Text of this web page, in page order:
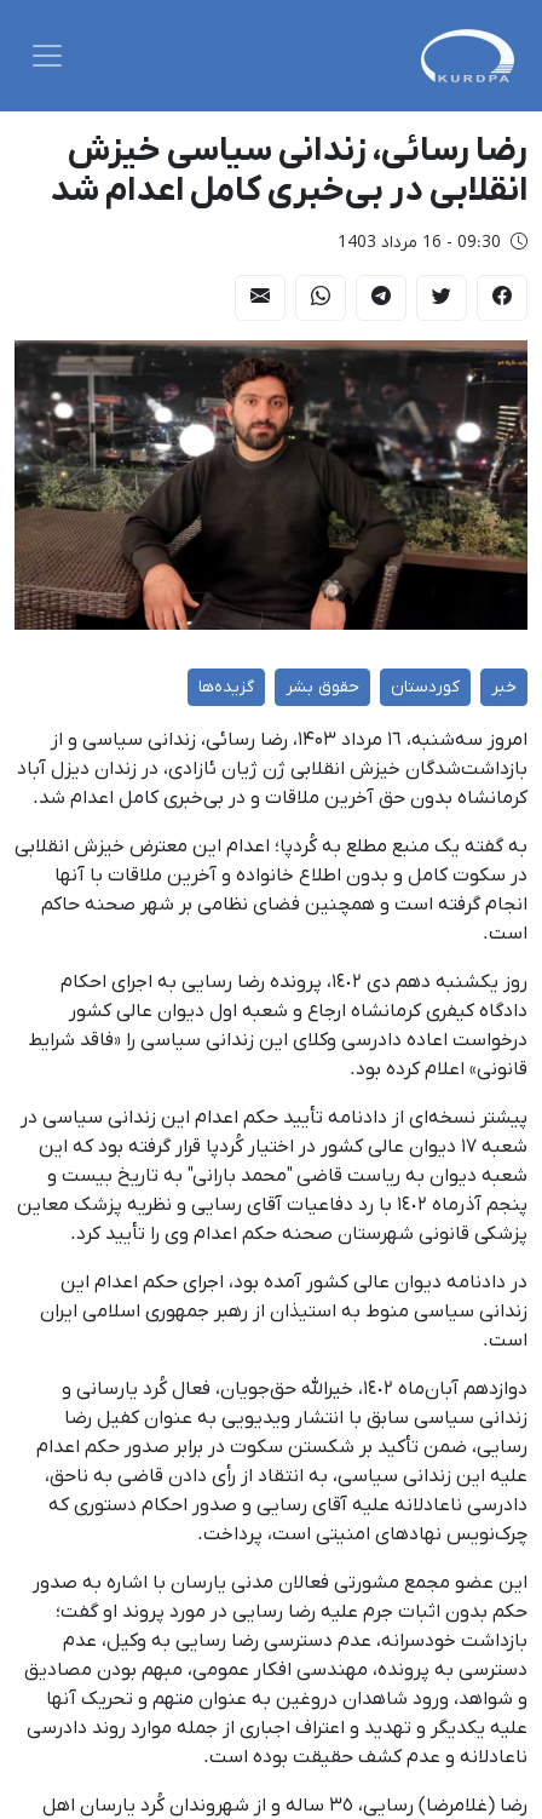
رضا رسائی، زندانی سیاسی خیزش
انقلابی در بی‌خبری کامل اعدام شد
09:30 - 16 مرداد 1403
خبر کوردستان حقوق بشر گزیده‌ها
امروز سه‌شنبه، ١٦ مرداد ۱۴۰۳، رضا رسائی، زندانی سیاسی و از
بازداشت‌شدگان خیزش انقلابی ژن ژیان ئازادی، در زندان دیزل‌ آباد
کرمانشاه بدون حق آخرین ملاقات و در بی‌خبری کامل اعدام شد.
بە گفتە یک منبع مطلع به کُردپا؛ اعدام این معترض خیزش انقلابی
در سکوت کامل و بدون اطلاع خانواده و آخرین ملاقات با آنها
انجام گرفته است و همچنین فضای نظامی بر شهر صحنه حاکم
است.
روز یکشنبه دهم دی‌ ١٤٠٢، پرونده رضا رسایی به اجرای احکام
دادگاه کیفری کرمانشاه ارجاع و شعبه اول دیوان عالی کشور
درخواست اعاده دادرسی وکلای این زندانی سیاسی را «فاقد شرایط
قانونی» اعلام کرده بود.
پیشتر نسخه‌ای از دادنامه تأیید حکم اعدام این زندانی سیاسی در
شعبه ١٧ دیوان عالی کشور در اختیار کُردپا قرار گرفته بود که این
شعبه دیوان به ریاست قاضی "محمد بارانی" به تاریخ بیست و
پنجم آذرماه ١٤٠٢ با رد دفاعیات آقای رسایی و نظریه پزشک معاین
پزشکی قانونی شهرستان صحنه حکم اعدام وی را تأیید کرد.
در دادنامه دیوان عالی کشور آمده بود، اجرای حکم اعدام این
زندانی سیاسی منوط به استیذان از رهبر جمهوری اسلامی ایران
است.
دوازدهم آبان‌ماه ١٤٠٢، خیرالله حق‌جویان، فعال کُرد یارسانی و
زندانی سیاسی سابق با انتشار ویدیویی به‌ عنوان کفیل رضا
رسایی، ضمن تأکید بر شکستن سکوت در برابر صدور حکم اعدام
علیه این زندانی سیاسی، به انتقاد از رأی دادن قاضی به ناحق،
دادرسی ناعادلانه علیه آقای رسایی و صدور احکام دستوری که
چرک‌نویس نهادهای امنیتی است، پرداخت.
این عضو مجمع مشورتی فعالان مدنی یارسان با اشاره به صدور
حکم بدون اثبات جرم علیه رضا رسایی در مورد پروند او گفت؛
بازداشت خودسرانه، عدم دسترسی رضا رسایی به وکیل، عدم
دسترسی به پرونده، مهندسی افکار عمومی، مبهم بودن مصادیق
و شواهد، ورود شاهدان دروغین به ‌عنوان متهم و تحریک آنها
علیه یکدیگر و تهدید و اعتراف اجباری از جمله موارد روند دادرسی
ناعادلانه و عدم کشف حقیقت بوده است.
رضا (غلامرضا) رسایی، ۳٥ ساله و از شهروندان کُرد یارسان اهل